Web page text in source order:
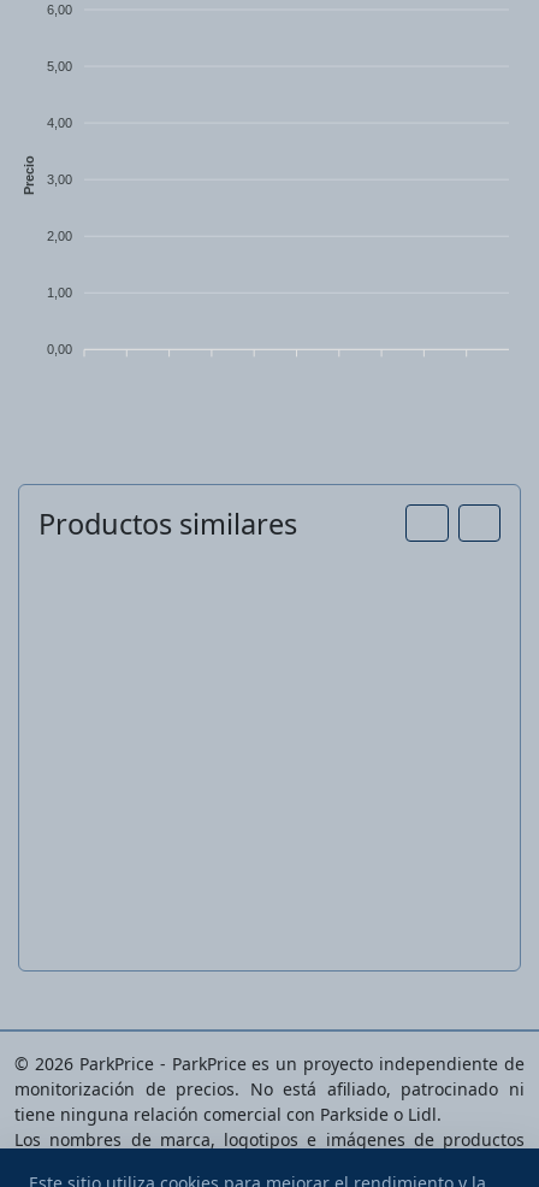
6,00
5,00
4,00
3,00
2,00
1,00
0,00
Precio
Productos similares
© 2026 ParkPrice - ParkPrice es un proyecto independiente de
monitorización de precios. No está afiliado, patrocinado ni
tiene ninguna relación comercial con Parkside o Lidl.
Los nombres de marca, logotipos e imágenes de productos